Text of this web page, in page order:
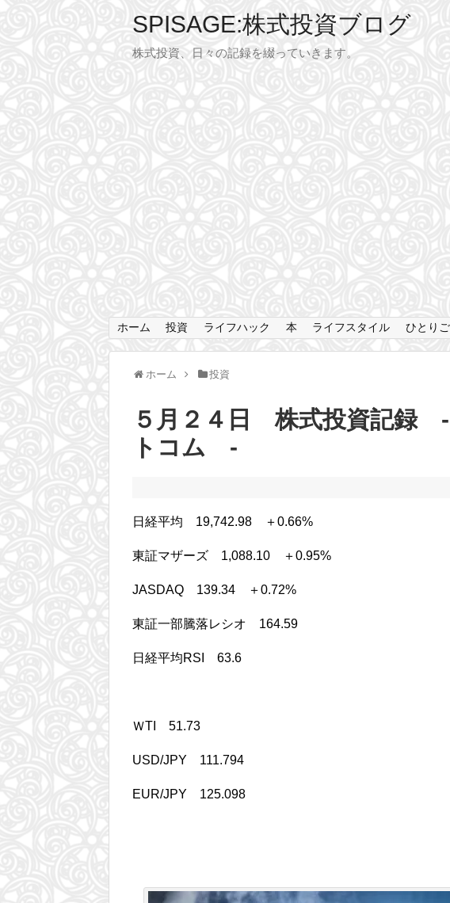
SPISAGE:株式投資ブログ
株式投資、日々の記録を綴っていきます。
ホーム 投資 ライフハック 本 ライフスタイル ひとり
ホーム 投資
５月２４日 株式投資記
トコム -
日経平均 19,742.98 ＋0.66%
東証マザーズ 1,088.10 ＋0.95%
JASDAQ 139.34 ＋0.72%
東証一部騰落レシオ 164.59
日経平均RSI 63.6
ＷTI 51.73
USD/JPY 111.794
EUR/JPY 125.098